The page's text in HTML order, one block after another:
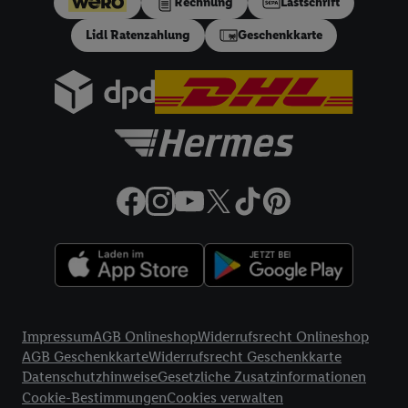
Lidl Ratenzahlung Geschenkkarte
ImpressumAGB OnlineshopWiderrufsrecht Onlineshop
AGB GeschenkkarteWiderrufsrecht Geschenkkarte
DatenschutzhinweiseGesetzliche Zusatzinformationen
Cookie-BestimmungenCookies verwalten
in einen Hashwert umgewandelte E-Mail-Adresse in
gemeinsamer Verantwortlichkeit verarbeitet.
IhremTelekommunikationsnetzbetreiber, die Utiq-Technologie
in den Lidl-Diensten einzusetzen. Utiq prüft zunächst anhand
Ihrer IP-Adresse, ob die Technologie für Sie verfügbar ist.
Wenn das der Fall ist, gibt Utiq Ihre IP-Adresse an Ihren
Kundenkonto-Referenz, wie z.B. Ihrer Mobilfunknummer, eine
Kennung für Utiq erstellt. Wir werden diese Kennung
Ihr Nutzungsverhalten in den Lidl-Diensten zu erfassen.
Insbesondere können Sie mittels dieser Technologie auch auf
ausspielen können. Sie können Ihre Einwilligung speziell zur
Nutzung der Utiq-Technologie - zusätzlich zur weiter unten
erläuterten Möglichkeit, Ihre Einwilligung generell zu